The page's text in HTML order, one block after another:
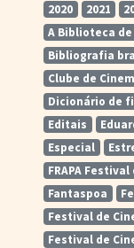
2020 2021
A Biblioteca
Bibliografia
Clube de
Dicionário de
Editais
Especial
FRAPA
Fantaspoa
Festival de
Festival de